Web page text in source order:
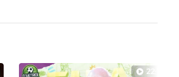
22:14